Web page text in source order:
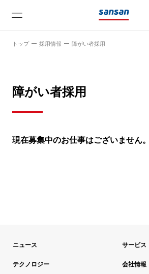
株主・投資家情報
トップ 採用情報 障がい者採用
障がい者採用
現在募集中のお仕事はございません。
ニュース サービス
テクノロジー
会社情報